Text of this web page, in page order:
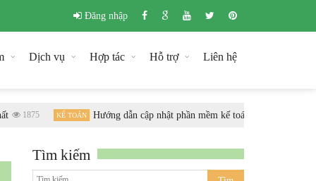
Đăng nhập
Dịch vụ Hợp tác Hỗ trợ Liên hệ
1875 KẾ TOÁN Hướng dẫn cập nhật phần mềm kế toán Winta theo
Tìm kiếm